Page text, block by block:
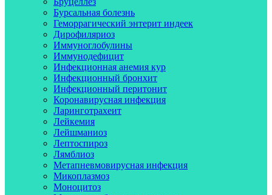
Бурсальная болезнь
Геморрагический энтерит индеек
Дирофиляриоз
Иммуноглобулины
Иммунодефицит
Инфекционная анемия кур
Инфекционный бронхит
Инфекционный перитонит
Коронавирусная инфекция
Ларинготрахеит
Лейкемия
Лейшманиоз
Лептоспироз
Лямблиоз
Метапневмовирусная инфекция
Микоплазмоз
Моноцитоз